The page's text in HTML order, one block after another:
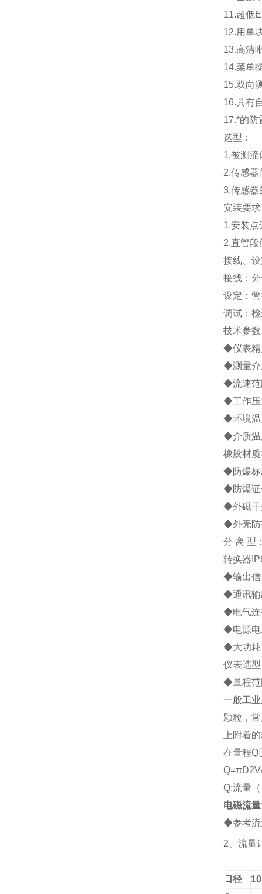
11.超低
12.用单
13.高清
14.菜单
15.双向
16.具有
17.*的防
选型：
1.被测流
2.传感器
3.传感器
安装要
1.安装点
2.直管段
接线、
接线：
设定：
调试：
技术参数
◆仪表精
◆测量介
◆流速范
◆工作压
◆环境
◆介质温
橡胶材
◆防爆标
◆防爆证
◆外磁干
◆外壳防
分 离 型
转换器
◆输出信
◆通讯输
◆电气连
◆电源电
◆大功耗
仪表选型
◆量程
一般工
颗粒，
上附着
在量程Q
Q=
Q:流量
电磁流
◆参考流
2、 流
口径
10